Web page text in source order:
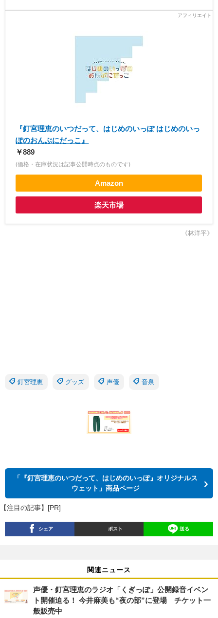
『釘宮理恵のいつだって、はじめのいっぽ はじめのいっ
ぽのおんぶにだっこ』
￥889
(価格・在庫状況は記事公開時点のものです)
Amazon
楽天市場
《林洋平》
釘宮理恵 グッズ 声優 音泉
「『釘宮理恵のいつだって、はじめのいっぽ』オリジナルス
ウェット」商品ページ
【注目の記事】[PR]
シェア ポスト 送る
関連ニュース
声優・釘宮理恵のラジオ「くぎっぽ」公開録音イベン
ト開催迫る！ 今井麻美も“夜の部”に登場 チケット一
般販売中